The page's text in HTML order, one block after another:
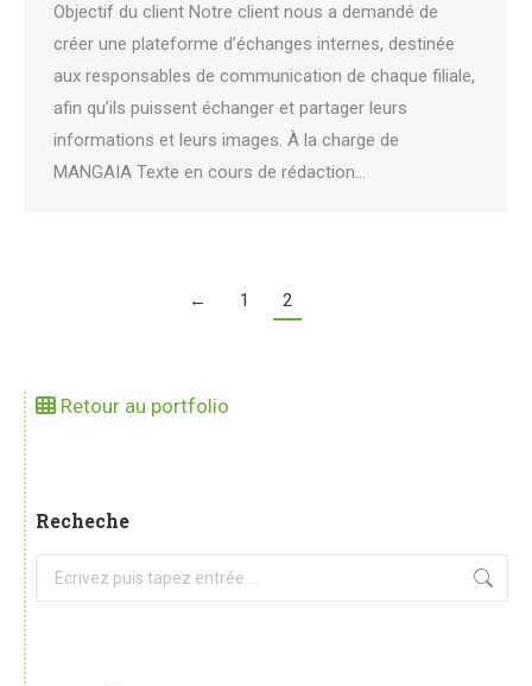
Objectif du client Notre client nous a demandé de
créer une plateforme d’échanges internes, destinée
aux responsables de communication de chaque filiale,
afin qu’ils puissent échanger et partager leurs
informations et leurs images. À la charge de
MANGAIA Texte en cours de rédaction…
← 1 2
Retour au portfolio
Recheche
Search: